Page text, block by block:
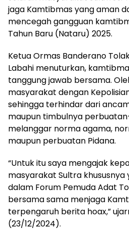
jaga Kamtibmas yang aman
mencegah gangguan
Tahun Baru (Nataru) 2025.
Ketua Ormas Banderano
Labahi menuturkan,
tanggung jawab bersama.
masyarakat dengan
sehingga terhindar dari
maupun timbulnya
melanggar norma agama,
maupun perbuatan Pidana.
“Untuk itu saya mengajak
masyarakat Sultra
dalam Forum Pemuda Adat
bersama sama menjaga
terpengaruh berita hoax,”
(23/12/2024).